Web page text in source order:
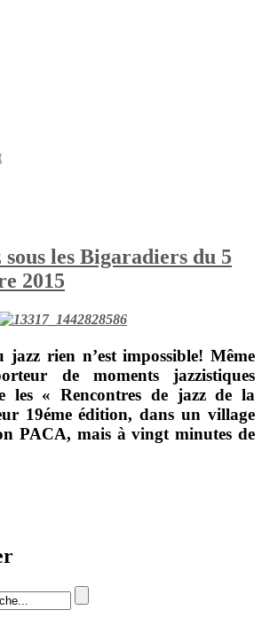
les Bigaradiers du 5
2015
jazz rien n’est impossible! Même
de moments jazzistiques
les « Rencontres de jazz de la
19éme édition, dans un village
PACA, mais à vingt minutes de